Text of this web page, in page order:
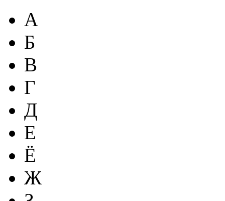
А
Б
В
Г
Д
Е
Ё
Ж